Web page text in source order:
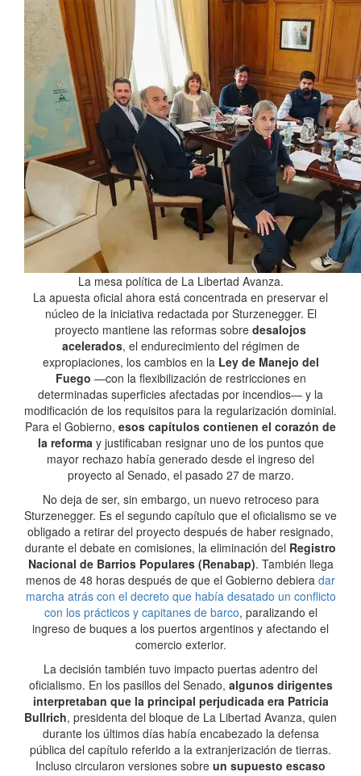
La mesa política de La Libertad Avanza.
La apuesta oficial ahora está concentrada en preservar el
núcleo de la iniciativa redactada por Sturzenegger. El
proyecto mantiene las reformas sobre desalojos
acelerados, el endurecimiento del régimen de
expropiaciones, los cambios en laLey de Manejo del
Fuego —con la flexibilización de restricciones en
determinadas superficies afectadas por incendios— y la
modificación de los requisitos para la regularización dominial.
Para el Gobierno, esos capítulos contienen el corazón de
la reforma y justificaban resignar uno de los puntos que
mayor rechazo había generado desde el ingreso del
proyecto al Senado, el pasado 27 de marzo.
No deja de ser, sin embargo, un nuevo retroceso para
Sturzenegger. Es el segundo capítulo que el oficialismo se ve
obligado a retirar del proyecto después de haber resignado,
durante el debate en comisiones, la eliminación del Registro
Nacional de Barrios Populares (Renabap). También llega
menos de 48 horas después de que el Gobierno debiera dar
marcha atrás con el decreto que había desatado un conflicto
con los prácticos y capitanes de barco, paralizando el
ingreso de buques a los puertos argentinos y afectando el
comercio exterior.
La decisión también tuvo impacto puertas adentro del
oficialismo. En los pasillos del Senado, algunos dirigentes
interpretaban que la principal perjudicada era Patricia
Bullrich, presidenta del bloque de La Libertad Avanza, quien
durante los últimos días había encabezado la defensa
pública del capítulo referido a la extranjerización de tierras.
Incluso circularon versiones sobre un supuesto escaso